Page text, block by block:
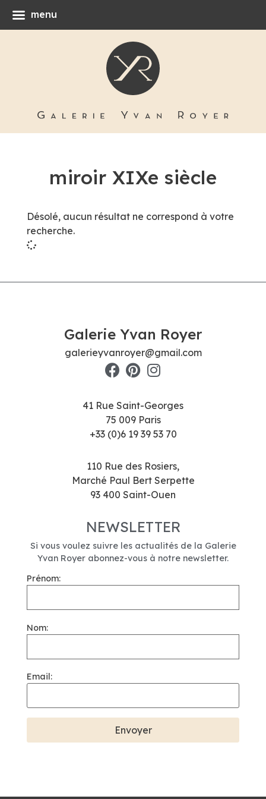
miroir XIXe siècle
Désolé, aucun résultat ne correspond à votre
recherche.
Galerie Yvan Royer
galerieyvanroyer@gmail.com
41 Rue Saint-Georges
75 009 Paris
+33 (0)6 19 39 53 70
110 Rue des Rosiers,
Marché Paul Bert Serpette
93 400 Saint-Ouen
NEWSLETTER
Si vous voulez suivre les actualités de la Galerie
Yvan Royer abonnez-vous à notre newsletter.
Prénom:
Nom:
Email:
menu